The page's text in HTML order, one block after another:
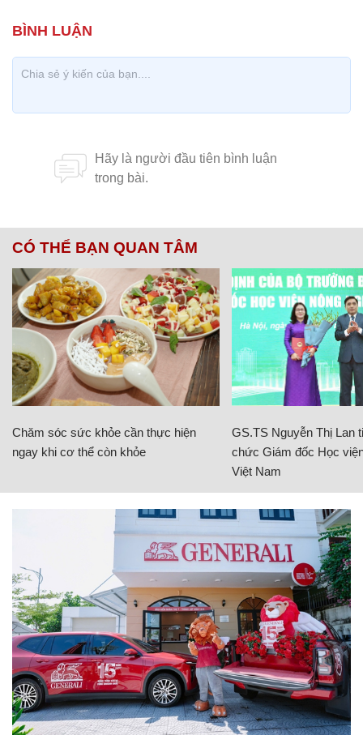
CÓ THỂ BẠN QUAN TÂM
Chăm sóc sức khỏe cần thực hiện
ngay khi cơ thể còn khỏe
GS.TS Nguyễn Thị Lan
chức Giám đốc Học
Việt Nam